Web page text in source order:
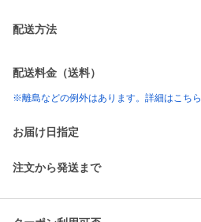
配送方法
配送料金（送料）
※離島などの例外はあります。詳細はこちら
お届け日指定
注文から発送まで